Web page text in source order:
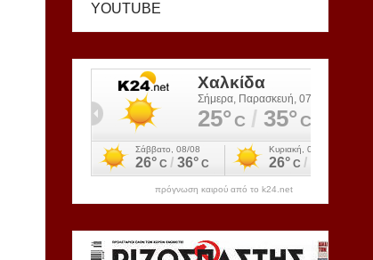
YOUTUBE
πρόγνωση καιρού από το k24.net